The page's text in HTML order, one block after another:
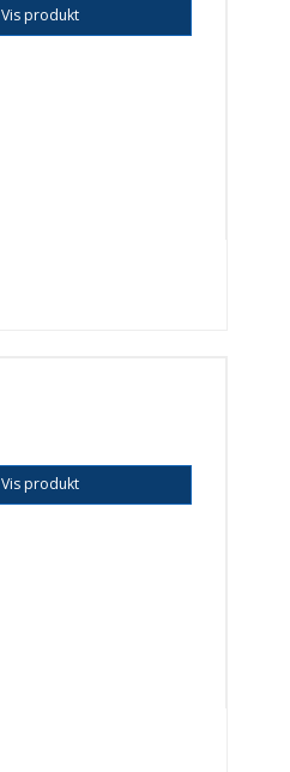
Vis produkt
Vis produkt